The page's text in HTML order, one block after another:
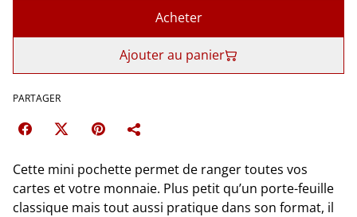
Acheter
Ajouter au panier
PARTAGER
Cette mini pochette permet de ranger toutes vos
cartes et votre monnaie. Plus petit qu’un porte-feuille
classique mais tout aussi pratique dans son format, il